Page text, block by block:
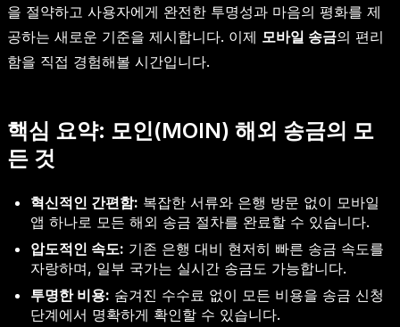
을 절약하고 사용자에게 완전한 투명성과 마음의 평화를 제
공하는 새로운 기준을 제시합니다. 이제 모바일 송금의 편리
함을 직접 경험해볼 시간입니다.
핵심 요약: 모인(MOIN) 해외 송금의 모
든 것
혁신적인 간편함: 복잡한 서류와 은행 방문 없이 모바일
앱 하나로 모든 해외 송금 절차를 완료할 수 있습니다.
압도적인 속도: 기존 은행 대비 현저히 빠른 송금 속도를
자랑하며, 일부 국가는 실시간 송금도 가능합니다.
투명한 비용: 숨겨진 수수료 없이 모든 비용을 송금 신청
단계에서 명확하게 확인할 수 있습니다.